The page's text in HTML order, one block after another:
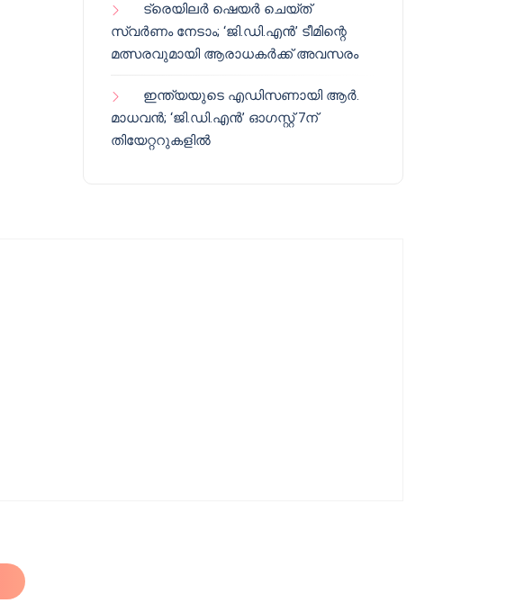
ട്രെയിലർ ഷെയർ ചെയ്‌ത്
സ്വർണം നേടാം; ‘ജി.ഡി.എൻ’ ടീമിന്റെ
മത്സരവുമായി ആരാധകർക്ക് അവസരം
ഇന്ത്യയുടെ എഡിസണായി ആർ.
മാധവൻ; ‘ജി.ഡി.എൻ’ ഓഗസ്റ്റ് 7ന്
തിയേറ്ററുകളിൽ